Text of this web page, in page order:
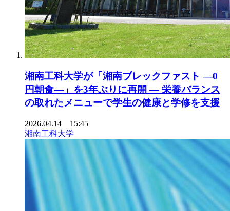
湘南工科大学が「湘南ブレックファスト ―0
円朝食―」を3年ぶりに再開 ― 栄養バランス
の取れたメニューで学生の健康と学修を支援
2026.04.14 15:45
湘南工科大学